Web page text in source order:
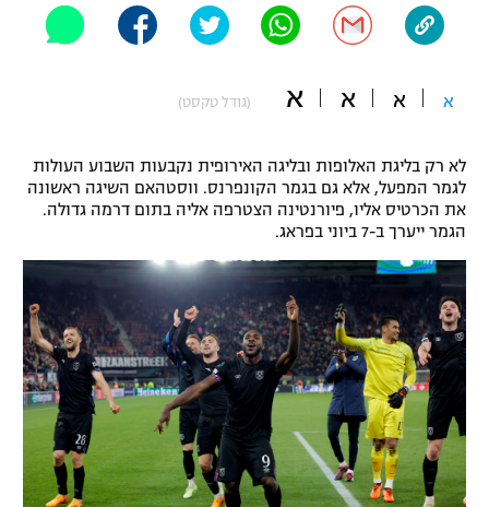
"מחצית בשכונה" – פודקאסט
משתתפים וזוכים בפרסים
תקנון משתתפים וזוכים בפרסים
תקנון עבור פעילות אלקטרה
תקנון עבור פעילות ספורט 1 – "מרלן"
טניס
תנאי שימוש
מדיניות פרטיות
תקנון פעילות ספורט 1
אופניים
ספורט מוטורי
פוטבול אמריקאי NFL
ספורט אתגרי ואקסטרים
אומנויות לחימה
גיימינג E-Sports
א א א א (גודל טקסט)
לא רק בליגת האלופות ובליגה האירופית נקבעות השבוע העולות
לגמר המפעל, אלא גם בגמר הקונפרנס. ווסטהאם השיגה ראשונה
את הכרטיס אליו, פיורנטינה הצטרפה אליה בתום דרמה גדולה.
הגמר ייערך ב-7 ביוני בפראג.